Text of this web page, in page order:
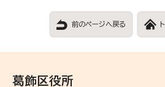
前のページへ戻る
葛飾区役所